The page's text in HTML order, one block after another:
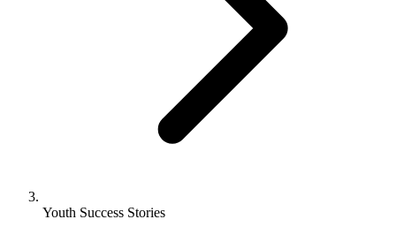
Youth Success Stories